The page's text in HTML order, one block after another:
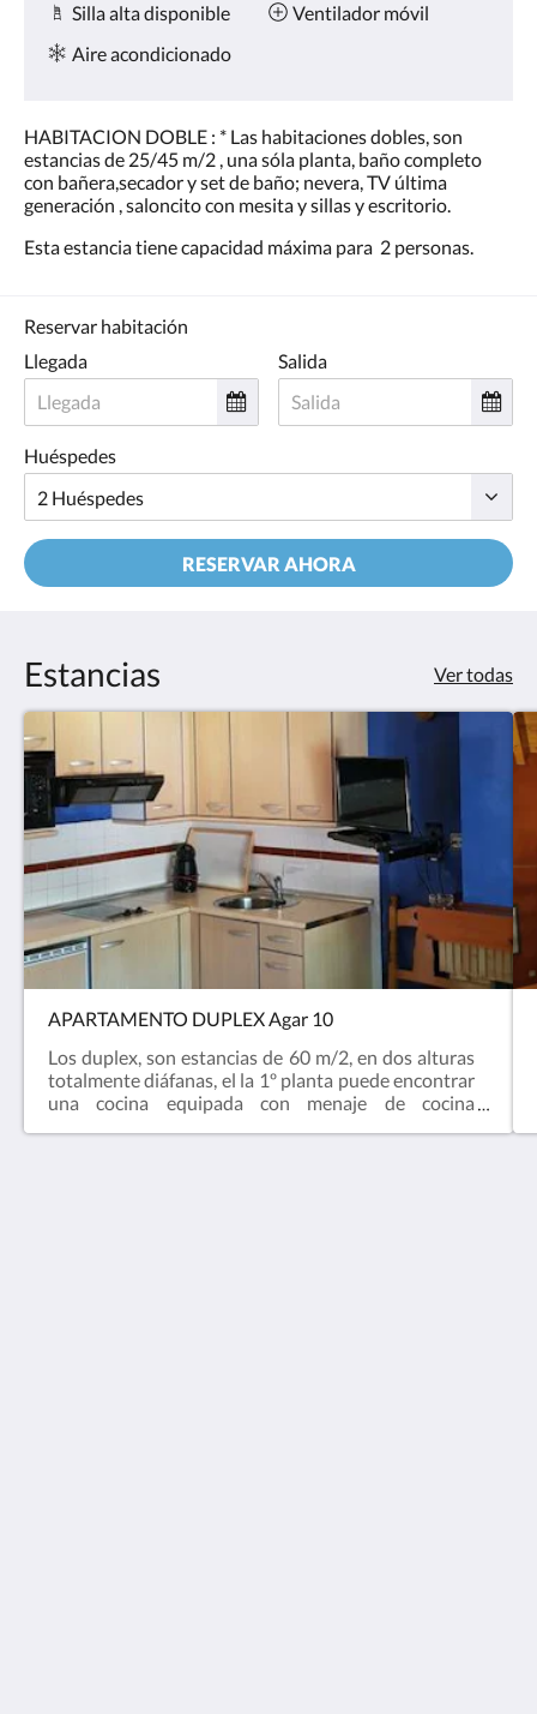
Silla alta disponible
Ventilador móvil
Aire acondicionado
HABITACION DOBLE : * Las habitaciones dobles, son
estancias de 25/45 m/2 , una sóla planta, baño completo
con bañera,secador y set de baño; nevera, TV última
generación , saloncito con mesita y sillas y escritorio.
Esta estancia tiene capacidad máxima para 2 personas.
Reservar habitación
Llegada
Salida
Huéspedes
RESERVAR AHORA
Estancias Ver todas
APARTAMENTO DUPLEX Agar 10
Los duplex, son estancias de 60 m/2, en dos alturas
totalmente diáfanas, el la 1º planta puede encontrar
una cocina equipada con menaje de cocina